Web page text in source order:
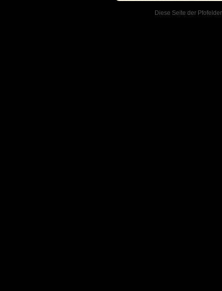
Diese Seite der